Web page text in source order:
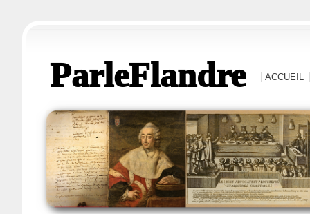
ParleFlandre ACCUEIL